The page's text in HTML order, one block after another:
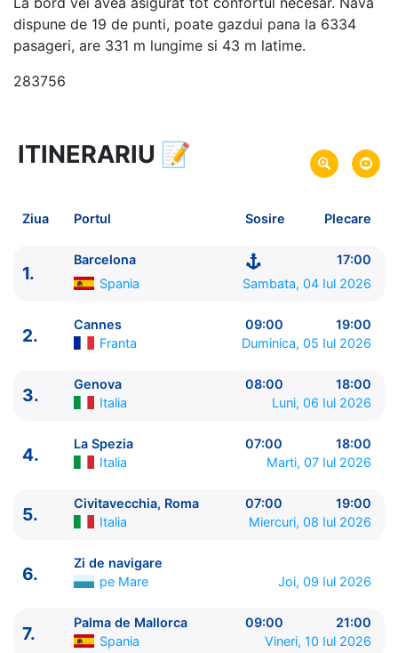
dispune de 19 de punti, poate gazdui pana la 6334
pasageri, are 331 m lungime si 43 m latime.
283756
8 zile vacanta de croaziera in
Marea Mediterana de Vest si Insulele Baleare -
link
Sosire pe 11 Iul 2026 in Barcelona, Spania
MSC Grandiosa
Ziua | Portul | Sosire - Plecare
----------------------------------------
Cannes Franta 09:00 - 19:00
3.
Genova Italia
ITINERARIU 📝
Ziua Portul Sosire Plecare
1.
Barcelona
17:00
Spania
Sambata, 04 Iul 2026
2.
Cannes 09:00
19:00
Franta
Duminica, 05 Iul 2026
3.
Genova 08:00
18:00
Italia
Luni, 06 Iul 2026
4.
La Spezia 07:00
18:00
Italia
Marti, 07 Iul 2026
5.
Civitavecchia, Roma 07:00
19:00
Italia
Miercuri, 08 Iul 2026
6.
Zi de navigare
pe Mare
Joi, 09 Iul 2026
7.
Palma de Mallorca 09:00
21:00
Spania
Vineri, 10 Iul 2026